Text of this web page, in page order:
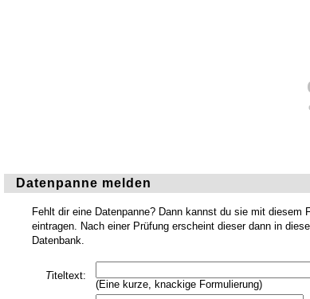
Datenpanne melden
Fehlt dir eine Datenpanne? Dann kannst du sie mit diesem
eintragen. Nach einer Prüfung erscheint dieser dann in
Datenbank.
Titeltext:
(Eine kurze, knackige Formulierung)